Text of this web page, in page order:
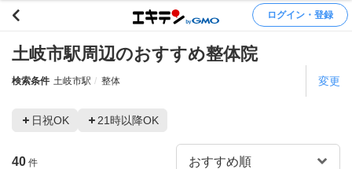
ログイン・登録
土岐市駅周辺のおすすめ整体院
検索条件 土岐市駅 整体 変更
日祝OK 21時以降OK
40 件